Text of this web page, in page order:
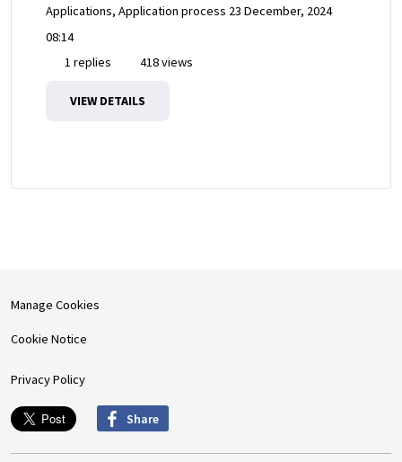
Applications, Application process 23 December, 2024
08:14
1 replies
418 views
VIEW DETAILS
Manage Cookies
Cookie Notice
Privacy Policy
Share